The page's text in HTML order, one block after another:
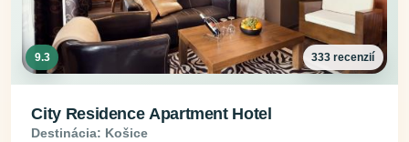
9.3 333 recenzií
City Residence Apartment Hotel
Destinácia: Košice